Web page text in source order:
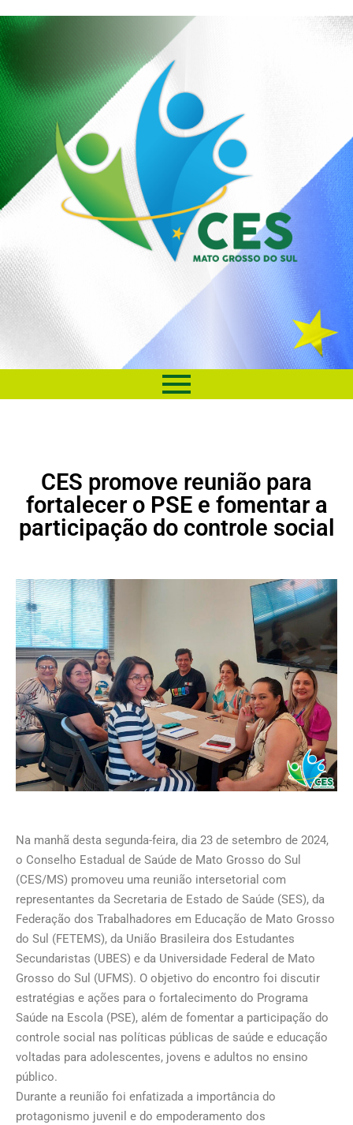
CES promove reunião para
fortalecer o PSE e fomentar a
participação do controle social
Na manhã desta segunda-feira, dia 23 de setembro de 2024,
o Conselho Estadual de Saúde de Mato Grosso do Sul
(CES/MS) promoveu uma reunião intersetorial com
representantes da Secretaria de Estado de Saúde (SES), da
Federação dos Trabalhadores em Educação de Mato Grosso
do Sul (FETEMS), da União Brasileira dos Estudantes
Secundaristas (UBES) e da Universidade Federal de Mato
Grosso do Sul (UFMS). O objetivo do encontro foi discutir
estratégias e ações para o fortalecimento do Programa
Saúde na Escola (PSE), além de fomentar a participação do
controle social nas políticas públicas de saúde e educação
voltadas para adolescentes, jovens e adultos no ensino
público.
Durante a reunião foi enfatizada a importância do
protagonismo juvenil e do empoderamento dos